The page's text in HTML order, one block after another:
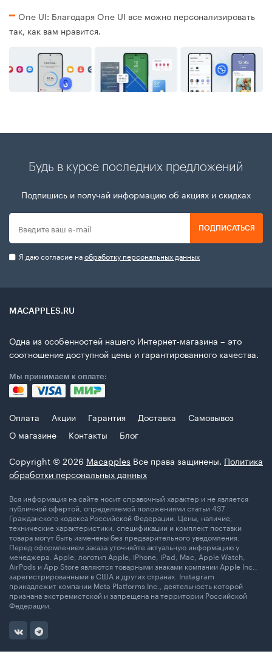
One UI: Благодаря One UI все можно персонализировать
так, как вам нравится.
Будь в курсе последних предложений
Подпишись и получай информацию об акциях и скидках
ПОДПИСАТЬСЯ
Я даю согласие наобработку персональных данных
MACAPPLES.RU
Одна из особенностей нашего Интернет-магазина – это
соотношение доступной цены и гарантированного качества.
Мы принимаем к оплате:
Оплата Акции Гарантия Доставка
Самовывоз
О магазине
Контакты
Блог
Copyright © 2026 Macapples Все права защинены. Политика
обработки персональных данных
Вся информация на сайте носит справочный характер и не является
публичной офертой, определяемой положениями статьи 437
Гражданского кодекса Российской Федерации. Цены, наличие,
технические характеристики, спецификации и комплект поставки
товара могут быть изменены без предварительного уведомления.
Перед оформлением заказа уточняйте актуальную информацию у
менеджера. Apple, логотип Apple, iPhone, iPad, Mac, Apple Watch,
AirPods и App Store являются товарными знаками компании Apple Inc.,
зарегистрированными в США и других странах. Instagram
принадлежит компании Meta Platforms Inc., деятельность которой
признана экстремистской и запрещена на территории Российской
Федерации.